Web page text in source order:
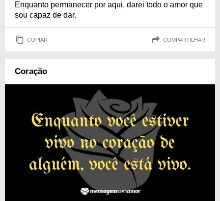
Enquanto permanecer por aqui, darei todo o amor que
sou capaz de dar.
COPIAR COMPARTILHAR
Coração